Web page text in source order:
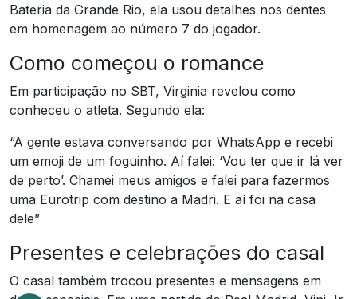
Bateria da Grande Rio, ela usou detalhes nos dentes
em homenagem ao número 7 do jogador.
Como começou o romance
Em participação no SBT, Virginia revelou como
conheceu o atleta. Segundo ela:
“A gente estava conversando por WhatsApp e recebi
um emoji de um foguinho. Aí falei: ‘Vou ter que ir lá ver
de perto’. Chamei meus amigos e falei para fazermos
uma Eurotrip com destino a Madri. E aí foi na casa
dele”
Presentes e celebrações do casal
O casal também trocou presentes e mensagens em